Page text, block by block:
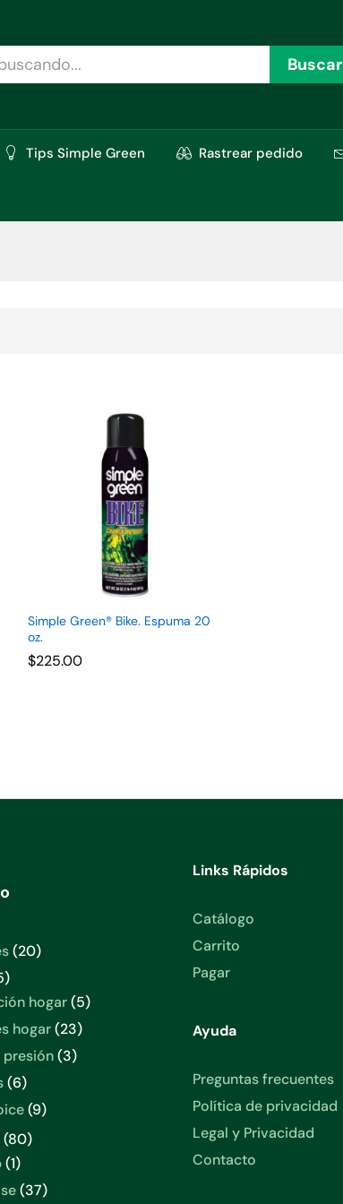
Buscar
Tips Simple Green Rastrear pedido
Simple Green® Bike. Espuma 20
oz.
$225.00
$225.00
2020
45
productos
hogar 55
hogar 2323
productos
presión 33
66
productos
99
8080
11
producto
3737
Links Rápidos
Catálogo
Carrito
Pagar
Ayuda
Preguntas frecuentes
Política de privacidad
Legal y Privacidad
Contacto